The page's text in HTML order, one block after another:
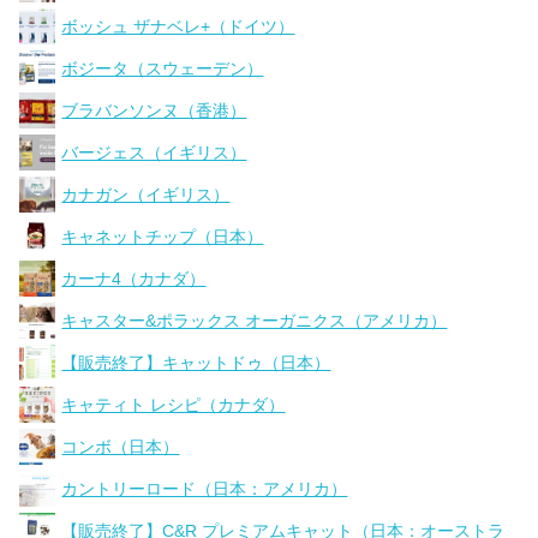
ボッシュ ザナベレ+（ドイツ）
ボジータ（スウェーデン）
ブラバンソンヌ（香港）
バージェス（イギリス）
カナガン（イギリス）
キャネットチップ（日本）
カーナ4（カナダ）
キャスター&ポラックス オーガニクス（アメリカ）
【販売終了】キャットドゥ（日本）
キャティト レシピ（カナダ）
コンボ（日本）
カントリーロード（日本：アメリカ）
【販売終了】C&R プレミアムキャット（日本：オーストラ